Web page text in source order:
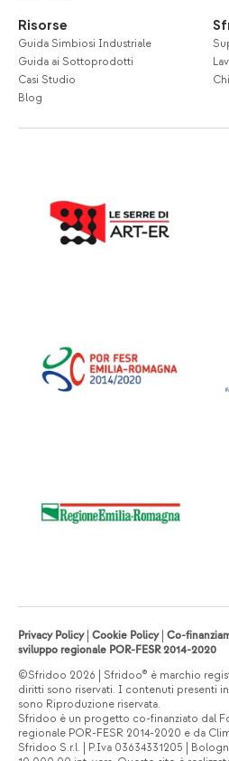
Risorse
Guida Simbiosi Industriale
Guida ai Sottoprodotti
Casi Studio
Blog
Privacy Policy| Cookie Policy| Co-
sviluppo regionale POR-FESR 2014-2020
©Sfridoo 2026 | Sfridoo® è marchio
diritti sono riservati. I contenuti presenti
sono Riproduzione riservata.
Sfridoo è un progetto co-finanziato dal
regionale POR-FESR 2014-2020 e da
Sfridoo S.r.l. | P.Iva 03634331205 |